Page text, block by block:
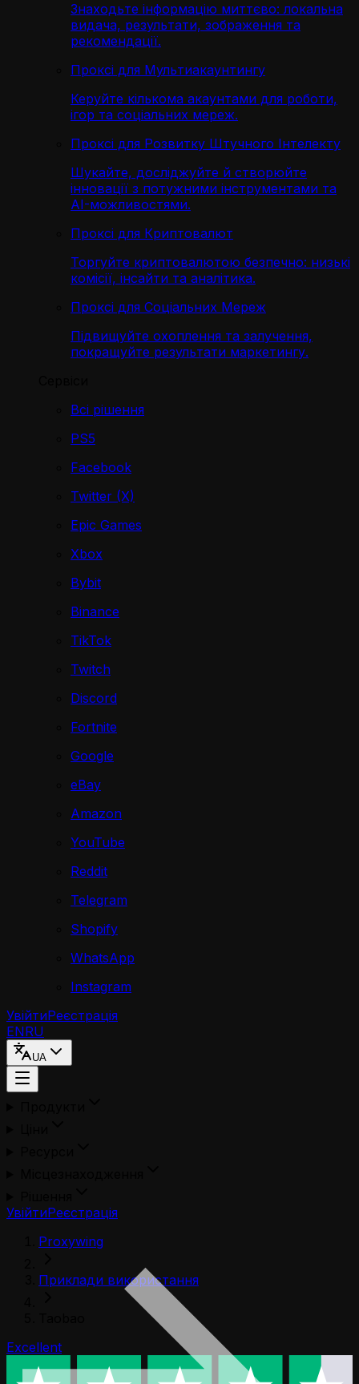
Знаходьте інформацію миттєво: локальна
видача, результати, зображення та
рекомендації.
Проксі для Мультиакаунтингу
Керуйте кількома акаунтами для роботи,
ігор та соціальних мереж.
Проксі для Розвитку Штучного Інтелекту
Шукайте, досліджуйте й створюйте
інновації з потужними інструментами та
AI-можливостями.
Проксі для Криптовалют
Торгуйте криптовалютою безпечно: низькі
комісії, інсайти та аналітика.
Проксі для Соціальних Мереж
Підвищуйте охоплення та залучення,
покращуйте результати маркетингу.
Всі рішення
PS5
Facebook
Twitter (X)
Epic Games
Xbox
Bybit
Binance
TikTok
Twitch
Discord
Fortnite
Google
eBay
Amazon
YouTube
Reddit
Telegram
Shopify
WhatsApp
Instagram
УвійтиРеєстрація
ENRU
UA
УвійтиРеєстрація
Proxywing
Приклади використання
Excellent